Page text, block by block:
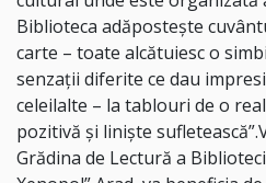
Biblioteca adăpostește
carte – toate alcătuiesc o
senzații diferite ce dau
celeilalte – la tablouri de o
pozitivă și liniște
Grădina de Lectură a